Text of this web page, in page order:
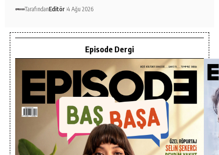
TarafındanEditör 4 Ağu 2026
Episode Dergi